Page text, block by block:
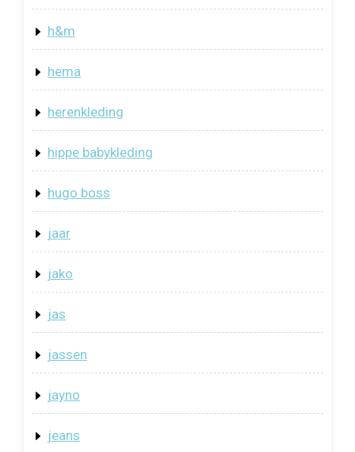
h&m
hema
herenkleding
hippe babykleding
hugo boss
jaar
jako
jas
jassen
jayno
jeans